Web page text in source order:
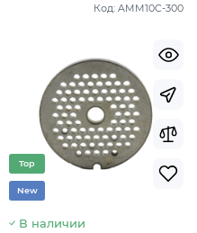
Код: AMM10C-300
Top
New
В наличии